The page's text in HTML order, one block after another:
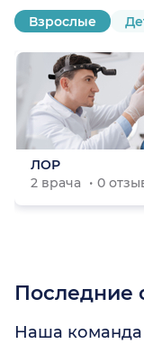
Взрослые
ЛОР
2 врача
0
Последние
Наша команда